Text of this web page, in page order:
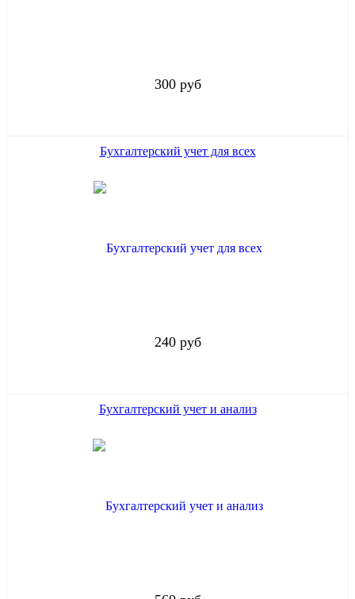
300 руб
Бухгалтерский учет для всех
240 руб
Бухгалтерский учет и анализ